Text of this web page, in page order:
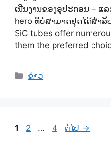
ເນີນງານຂອງອຸປະກອນ – ແ
hero ທີ່ບໍ່ສາມາດຢຸດໄດ້ສໍາ
SiC tubes offer
them the preferred
ຫມວດ
ຂ່າວ
ຫ
1
ຫ
2 …
ຫ
4 ຕໍ່ໄປ →